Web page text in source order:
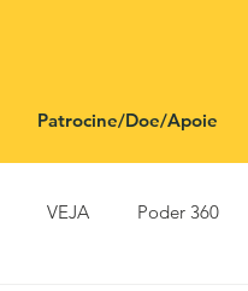
Patrocine/Doe/Apoie
VEJA Poder 360